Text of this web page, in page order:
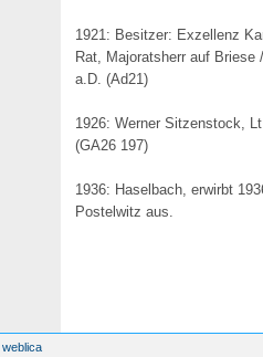
1921: Besitzer: Exzellenz
Rat, Majoratsherr auf
a.D. (Ad21)
1926: Werner Sitzenstock,
(GA26 197)
1936: Haselbach, erwirbt
Postelwitz aus.
weblica